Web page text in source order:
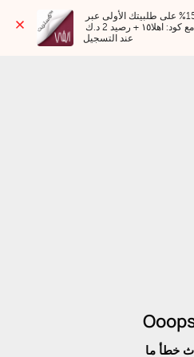
عند التسجيل